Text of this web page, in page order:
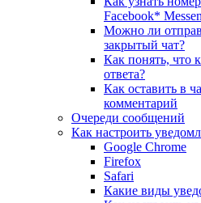
Facebook*
Можно ли
закрытый чат?
Как понять, что
ответа?
Как оставить в
комментарий
Очереди сообщений
Как настроить
Google Chrome
Firefox
Safari
Какие виды